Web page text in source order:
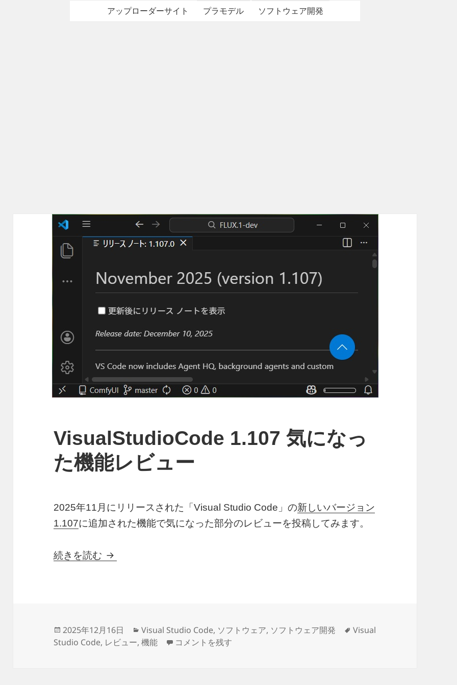
アップローダーサイト プラモデル ソフトウェア開発
VisualStudioCode 1.107 気になっ
た機能レビュー
2025年11月にリリースされた「Visual Studio Code」の新しいバージョン
1.107に追加された機能で気になった部分のレビューを投稿してみます。
続きを読む VisualStudioCode 1.107 気になった機能レビュー
投
稿
2025年12月16日
カ
テ
Visual Studio Code, ソフトウェア, ソフトウェア開発
タ
Visual
Studio Code, レビュー,機能 VisualStudioCode 1.107 気になった機能レビュー に
コメントを残す